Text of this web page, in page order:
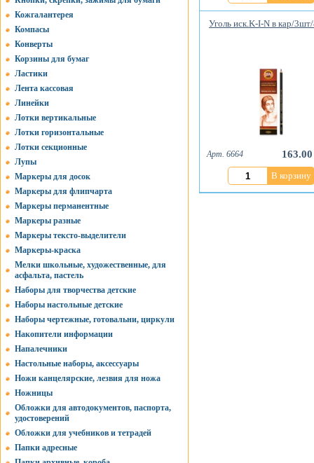
Кожгалантерея
Компасы
Конверты
Корзины для бумаг
Ластики
Лента кассовая
Линейки
Лотки вертикальные
Лотки горизонтальные
Лотки секционные
Лупы
Маркеры для досок
Маркеры для флипчарта
Маркеры перманентные
Маркеры разные
Маркеры тексто-выделители
Маркеры-краска
Мелки школьные, художественные, для
асфальта, пастель
Наборы для творчества детские
Наборы настольные детские
Наборы чертежные, готовальни, циркули
Накопители информации
Напалечники
Настольные наборы, аксессуары
Ножи канцелярские, лезвия для ножа
Ножницы
Обложки для автодокументов, паспорта,
удостоверений
Обложки для учебников и тетрадей
Папки адресные
Уголь иск.K-I-N в кар/
Арт. 6664
В корзину